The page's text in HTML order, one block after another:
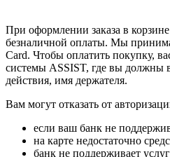
При оформлении заказа в
безналичной оплаты. Мы
Card. Чтобы оплатить покупку,
системы ASSIST, где вы должны
действия, имя держателя.
Вам могут отказать от
если ваш банк не
на карте недостаточно
банк не поддерживает